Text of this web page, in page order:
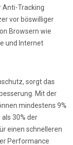
Anti-Tracking
vor böswilliger
Browsern wie
und Internet
sorgt das
Mit der
mindestens 9%
30% der
einen schnelleren
Performance